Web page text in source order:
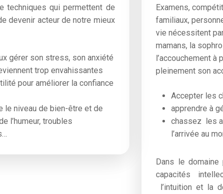
techniques qui permettent de
devenir acteur de notre mieux
gérer son stress, son anxiété
trop envahissantes
pour améliorer la confiance
le niveau de bien-être et de
l’humeur, troubles
Examens,
familiaux,
vie nécessitent
mamans, la
l’accouchement à
pleinement son
Accepter les
apprendre à
chassez les
l’arrivée au
Dans le
capacités
l’intuition et la